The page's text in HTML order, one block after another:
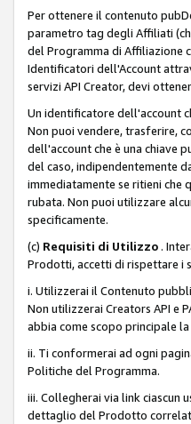
Per ottenere il contenuto
parametro tag degli Affiliati
del Programma di Affiliazione
Identificatori dell'Account
servizi API Creator, devi
Un identificatore dell'account
Non puoi vendere, trasferire,
dell'account che è una chiave
del caso, indipendentemente
immediatamente se ritieni che
rubata. Non puoi utilizzare
specificamente.
(c) Requisiti di Utilizzo .
Prodotti, accetti di rispettare i
i. Utilizzerai il Contenuto
Non utilizzerai Creators API e
abbia come scopo principale
ii. Ti conformerai ad ogni
Politiche del Programma.
iii. Collegherai via link ciascun
dettaglio del Prodotto